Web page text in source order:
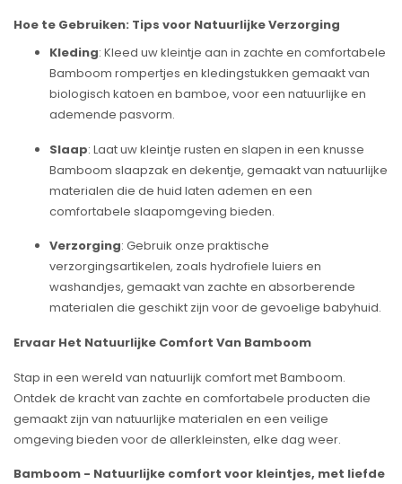
Hoe te Gebruiken: Tips voor Natuurlijke Verzorging
Kleding: Kleed uw kleintje aan in zachte en comfortabele
Bamboom rompertjes en kledingstukken gemaakt van
biologisch katoen en bamboe, voor een natuurlijke en
ademende pasvorm.
Slaap: Laat uw kleintje rusten en slapen in een knusse
Bamboom slaapzak en dekentje, gemaakt van natuurlijke
materialen die de huid laten ademen en een
comfortabele slaapomgeving bieden.
Verzorging: Gebruik onze praktische
verzorgingsartikelen, zoals hydrofiele luiers en
washandjes, gemaakt van zachte en absorberende
materialen die geschikt zijn voor de gevoelige babyhuid.
Ervaar Het Natuurlijke Comfort Van Bamboom
Stap in een wereld van natuurlijk comfort met Bamboom.
Ontdek de kracht van zachte en comfortabele producten die
gemaakt zijn van natuurlijke materialen en een veilige
omgeving bieden voor de allerkleinsten, elke dag weer.
Bamboom - Natuurlijke comfort voor kleintjes, met liefde